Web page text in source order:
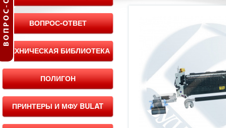
ВОПРОС-ОТВЕТ
ТЕХНИЧЕСКАЯ БИБЛИОТЕКА
ПОЛИГОН
ПРИНТЕРЫ И МФУ BULAT